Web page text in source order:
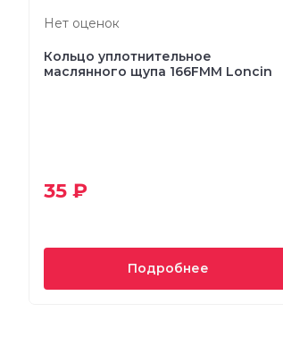
Нет оценок
Кольцо уплотнительное
маслянного щупа 166FMM Loncin
35 ₽
Подробнее